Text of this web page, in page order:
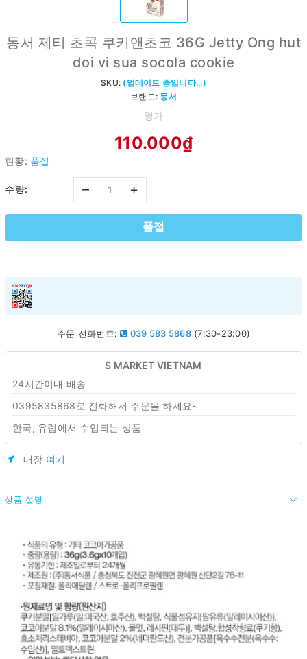
동서 제티 초콕 쿠키앤초코 36G Jetty Ong hut
doi vi sua socola cookie
SKU: (업데이트 중입니다...)
브랜드:동서
평가
110.000₫
현황: 품절
수량: – +
품절
주문 전화번호: 039 583 5868(7:30-23:00)
S MARKET VIETNAM
24시간이내 배송
0395835868로 전화해서 주문을 하세요~
한국, 유럽에서 수입되는 상품
매장 여기
상품 설명